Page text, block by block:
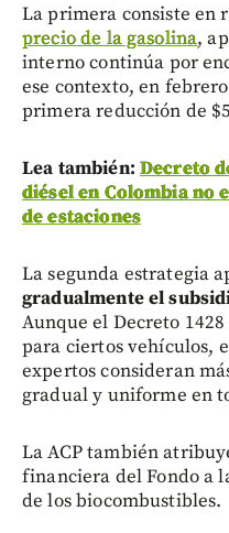
La primera consiste en
precio de la gasolina,
interno continúa por
ese contexto, en
primera reducción de
Lea también: Decreto
diésel en Colombia no
de estaciones
La segunda estrategia
gradualmente el
Aunque el Decreto
para ciertos vehículos,
expertos consideran
gradual y uniforme en
La ACP también
financiera del Fondo a
de los biocombustibles.